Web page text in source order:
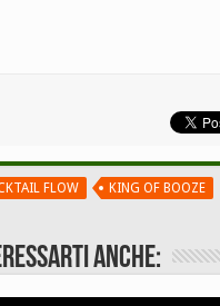
FLOW KING OF BOOZE
anche: